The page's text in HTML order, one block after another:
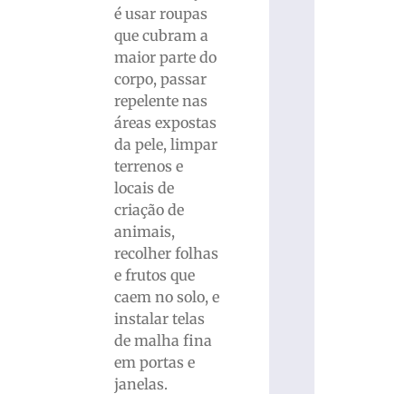
é usar roupas
que cubram a
maior parte do
corpo, passar
repelente nas
áreas expostas
da pele, limpar
terrenos e
locais de
criação de
animais,
recolher folhas
e frutos que
caem no solo, e
instalar telas
de malha fina
em portas e
janelas.